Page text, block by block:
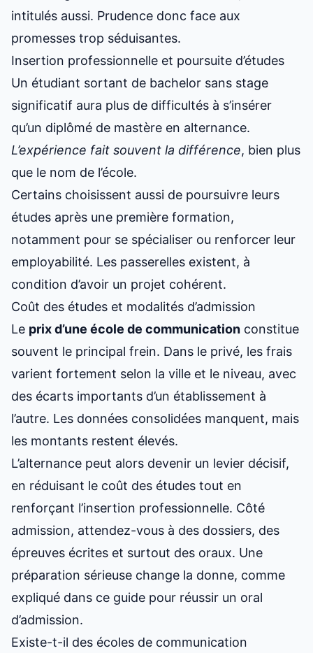
intitulés aussi. Prudence donc face aux
promesses trop séduisantes.
Insertion professionnelle et poursuite d’études
Un étudiant sortant de bachelor sans stage
significatif aura plus de difficultés à s’insérer
qu’un diplômé de mastère en alternance.
L’expérience fait souvent la différence, bien plus
que le nom de l’école.
Certains choisissent aussi de poursuivre leurs
études après une première formation,
notamment pour se spécialiser ou renforcer leur
employabilité. Les passerelles existent, à
condition d’avoir un projet cohérent.
Coût des études et modalités d’admission
Le prix d’une école de communication constitue
souvent le principal frein. Dans le privé, les frais
varient fortement selon la ville et le niveau, avec
des écarts importants d’un établissement à
l’autre. Les données consolidées manquent, mais
les montants restent élevés.
L’alternance peut alors devenir un levier décisif,
en réduisant le coût des études tout en
renforçant l’insertion professionnelle. Côté
admission, attendez-vous à des dossiers, des
épreuves écrites et surtout des oraux. Une
préparation sérieuse change la donne, comme
expliqué dans ce guide pour réussir un oral
d’admission.
Existe-t-il des écoles de communication